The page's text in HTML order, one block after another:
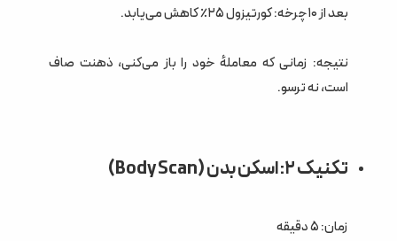
بعد از ۱۰ چرخه: کورتیزول ۲۵٪ کاهش می‌یابد.
نتیجه: زمانی که معاملهٔ خود را باز می‌کنی، ذهنت صاف
است، نه ترسو.
تکنیک ۲: اسکن بدن (Body Scan)
زمان: ۵ دقیقه